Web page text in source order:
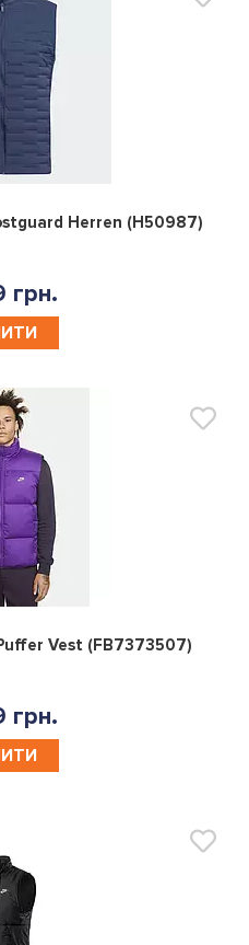
0
Herren (H50987)
грн.
0
Vest (FB7373507)
грн.